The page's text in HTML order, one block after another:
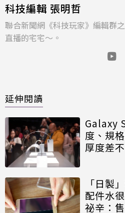
科技編輯 張明哲
聯合新聞網《科技玩家》編輯群
直播的宅宅～。
延伸閱讀
Galaxy
度、規
厚度差不
「日製
配件水
祕辛：